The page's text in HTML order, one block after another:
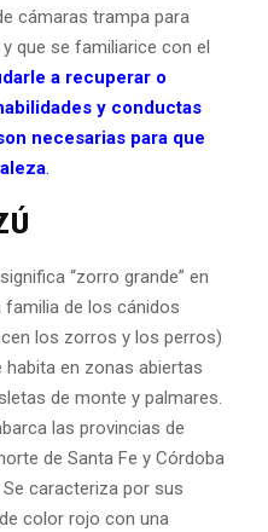
cámaras trampa para
que se familiarice con el
a recuperar o
y conductas
necesarias para que
.
“zorro grande” en
de los cánidos
los zorros y los perros)
habita en zonas abiertas
de monte y palmares.
las provincias de
de Santa Fe y Córdoba
caracteriza por sus
color rojo con una